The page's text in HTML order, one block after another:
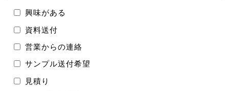
興味がある
資料送付
営業からの連絡
サンプル送付希望
見積り